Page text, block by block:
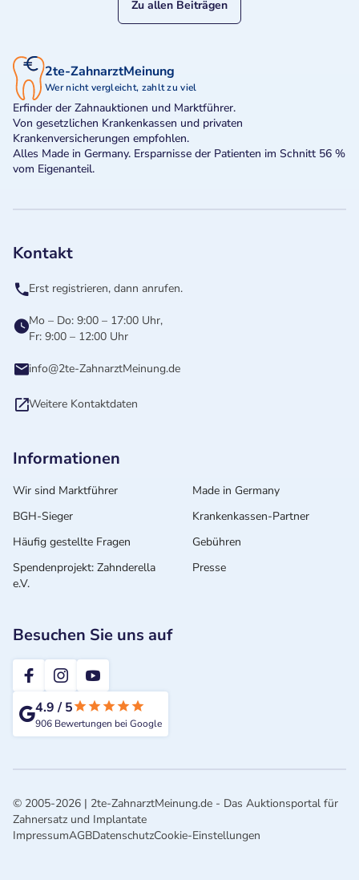
Zu allen Beiträgen
2te-ZahnarztMeinung
Wer nicht vergleicht, zahlt zu viel
Erfinder der Zahnauktionen und Marktführer.
Von gesetzlichen Krankenkassen und privaten
Krankenversicherungen empfohlen.
Alles Made in Germany. Ersparnisse der Patienten im Schnitt 56 %
vom Eigenanteil.
Kontakt
Erst registrieren, dann anrufen.
Mo – Do: 9:00 – 17:00 Uhr,
Fr: 9:00 – 12:00 Uhr
info@2te-ZahnarztMeinung.de
Weitere Kontaktdaten
Informationen
Wir sind Marktführer
Made in Germany
BGH-Sieger
Krankenkassen-Partner
Häufig gestellte Fragen
Gebühren
Spendenprojekt: Zahnderella
e.V.
Presse
Besuchen Sie uns auf
2te-ZahnarztMeinung
4.9/5
906 Bewertungen bei Google
© 2005-2026 | 2te-ZahnarztMeinung.de - Das Auktionsportal für
Zahnersatz und Implantate
ImpressumAGBDatenschutzCookie-Einstellungen